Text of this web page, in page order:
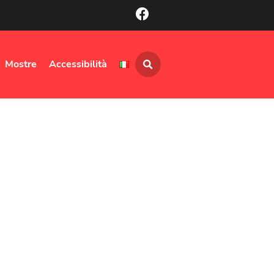
Mostre Accessibilità